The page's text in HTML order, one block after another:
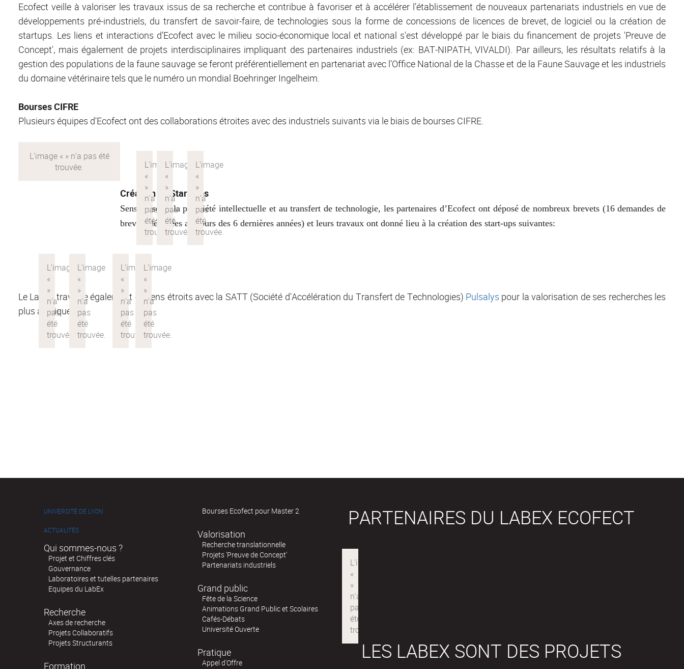
Ecofect veille à valoriser les travaux issus de sa recherche et contribue à favoriser et à accélérer l’établissement de nouveaux partenariats industriels en vue de
développements pré-industriels, du transfert de savoir-faire, de technologies sous la forme de concessions de licences de brevet, de logiciel ou la création de
startups. Les liens et interactions d’Ecofect avec le milieu socio-économique local et national s'est développé par le biais du financement de projets 'Preuve de
Concept', mais également de projets interdisciplinaires impliquant des partenaires industriels (ex: BAT-NIPATH, VIVALDI). Par ailleurs, les résultats relatifs à la
gestion des populations de la faune sauvage se feront préférentiellement en partenariat avec l’Office National de la Chasse et de la Faune Sauvage et les industriels
du domaine vétérinaire tels que le numéro un mondial Boehringer Ingelheim.
Bourses CIFRE
Plusieurs équipes d'Ecofect ont des collaborations étroites avec des industriels suivants via le biais de bourses CIFRE.
Création de Start-ups
Sensibilisés à la propriété intellectuelle et au transfert de technologie, les partenaires d’Ecofect ont déposé de nombreux brevets (16 demandes de
brevets déposées au cours des 6 dernières années) et leurs travaux ont donné lieu à la création des start-ups suivantes:
Le LabEx travaille également en liens étroits avec la SATT (Société d'Accélération du Transfert de Technologies) Pulsalys pour la valorisation de ses recherches les
plus appliquées.
UNIVERSITÉ DE LYON
ACTUALITÉS
Qui sommes-nous ?
Projet et Chiffres clés
Gouvernance
Laboratoires et tutelles partenaires
Equipes du LabEx
Recherche
Axes de recherche
Projets Collaboratifs
Projets Structurants
Formation
Bourses Ecofect pour Master 2
Valorisation
Recherche translationnelle
Projets 'Preuve de Concept'
Partenariats industriels
Grand public
Fête de la Science
Animations Grand Public et Scolaires
Cafés-Débats
Université Ouverte
Pratique
Appel d'Offre
PARTENAIRES DU LABEX ECOFECT
LES LABEX SONT DES PROJETS